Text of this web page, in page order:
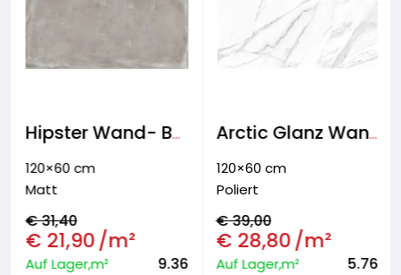
Hipster Wand- Boden- & Fassadenfliese
120×60 cm
Matt
€31,40
€ 21,90/m²
Auf Lager,m² 9.36
Arctic Glanz Wand- & Bodenfliese
120×60 cm
Poliert
€39,00
€ 28,80/m²
Auf Lager,m² 5.76